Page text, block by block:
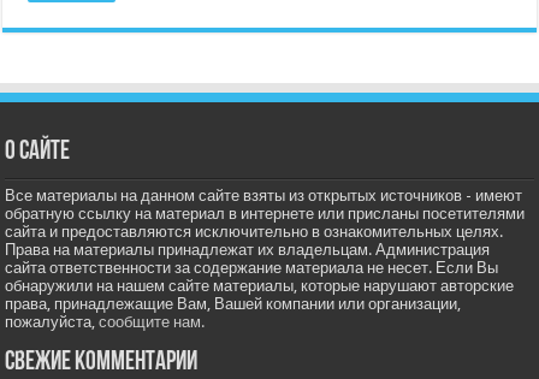
О сайте
Все материалы на данном сайте взяты из открытых источников - имеют
обратную ссылку на материал в интернете или присланы посетителями
сайта и предоставляются исключительно в ознакомительных целях.
Права на материалы принадлежат их владельцам. Администрация
сайта ответственности за содержание материала не несет. Если Вы
обнаружили на нашем сайте материалы, которые нарушают авторские
права, принадлежащие Вам, Вашей компании или организации,
пожалуйста,сообщите нам.
Свежие комментарии